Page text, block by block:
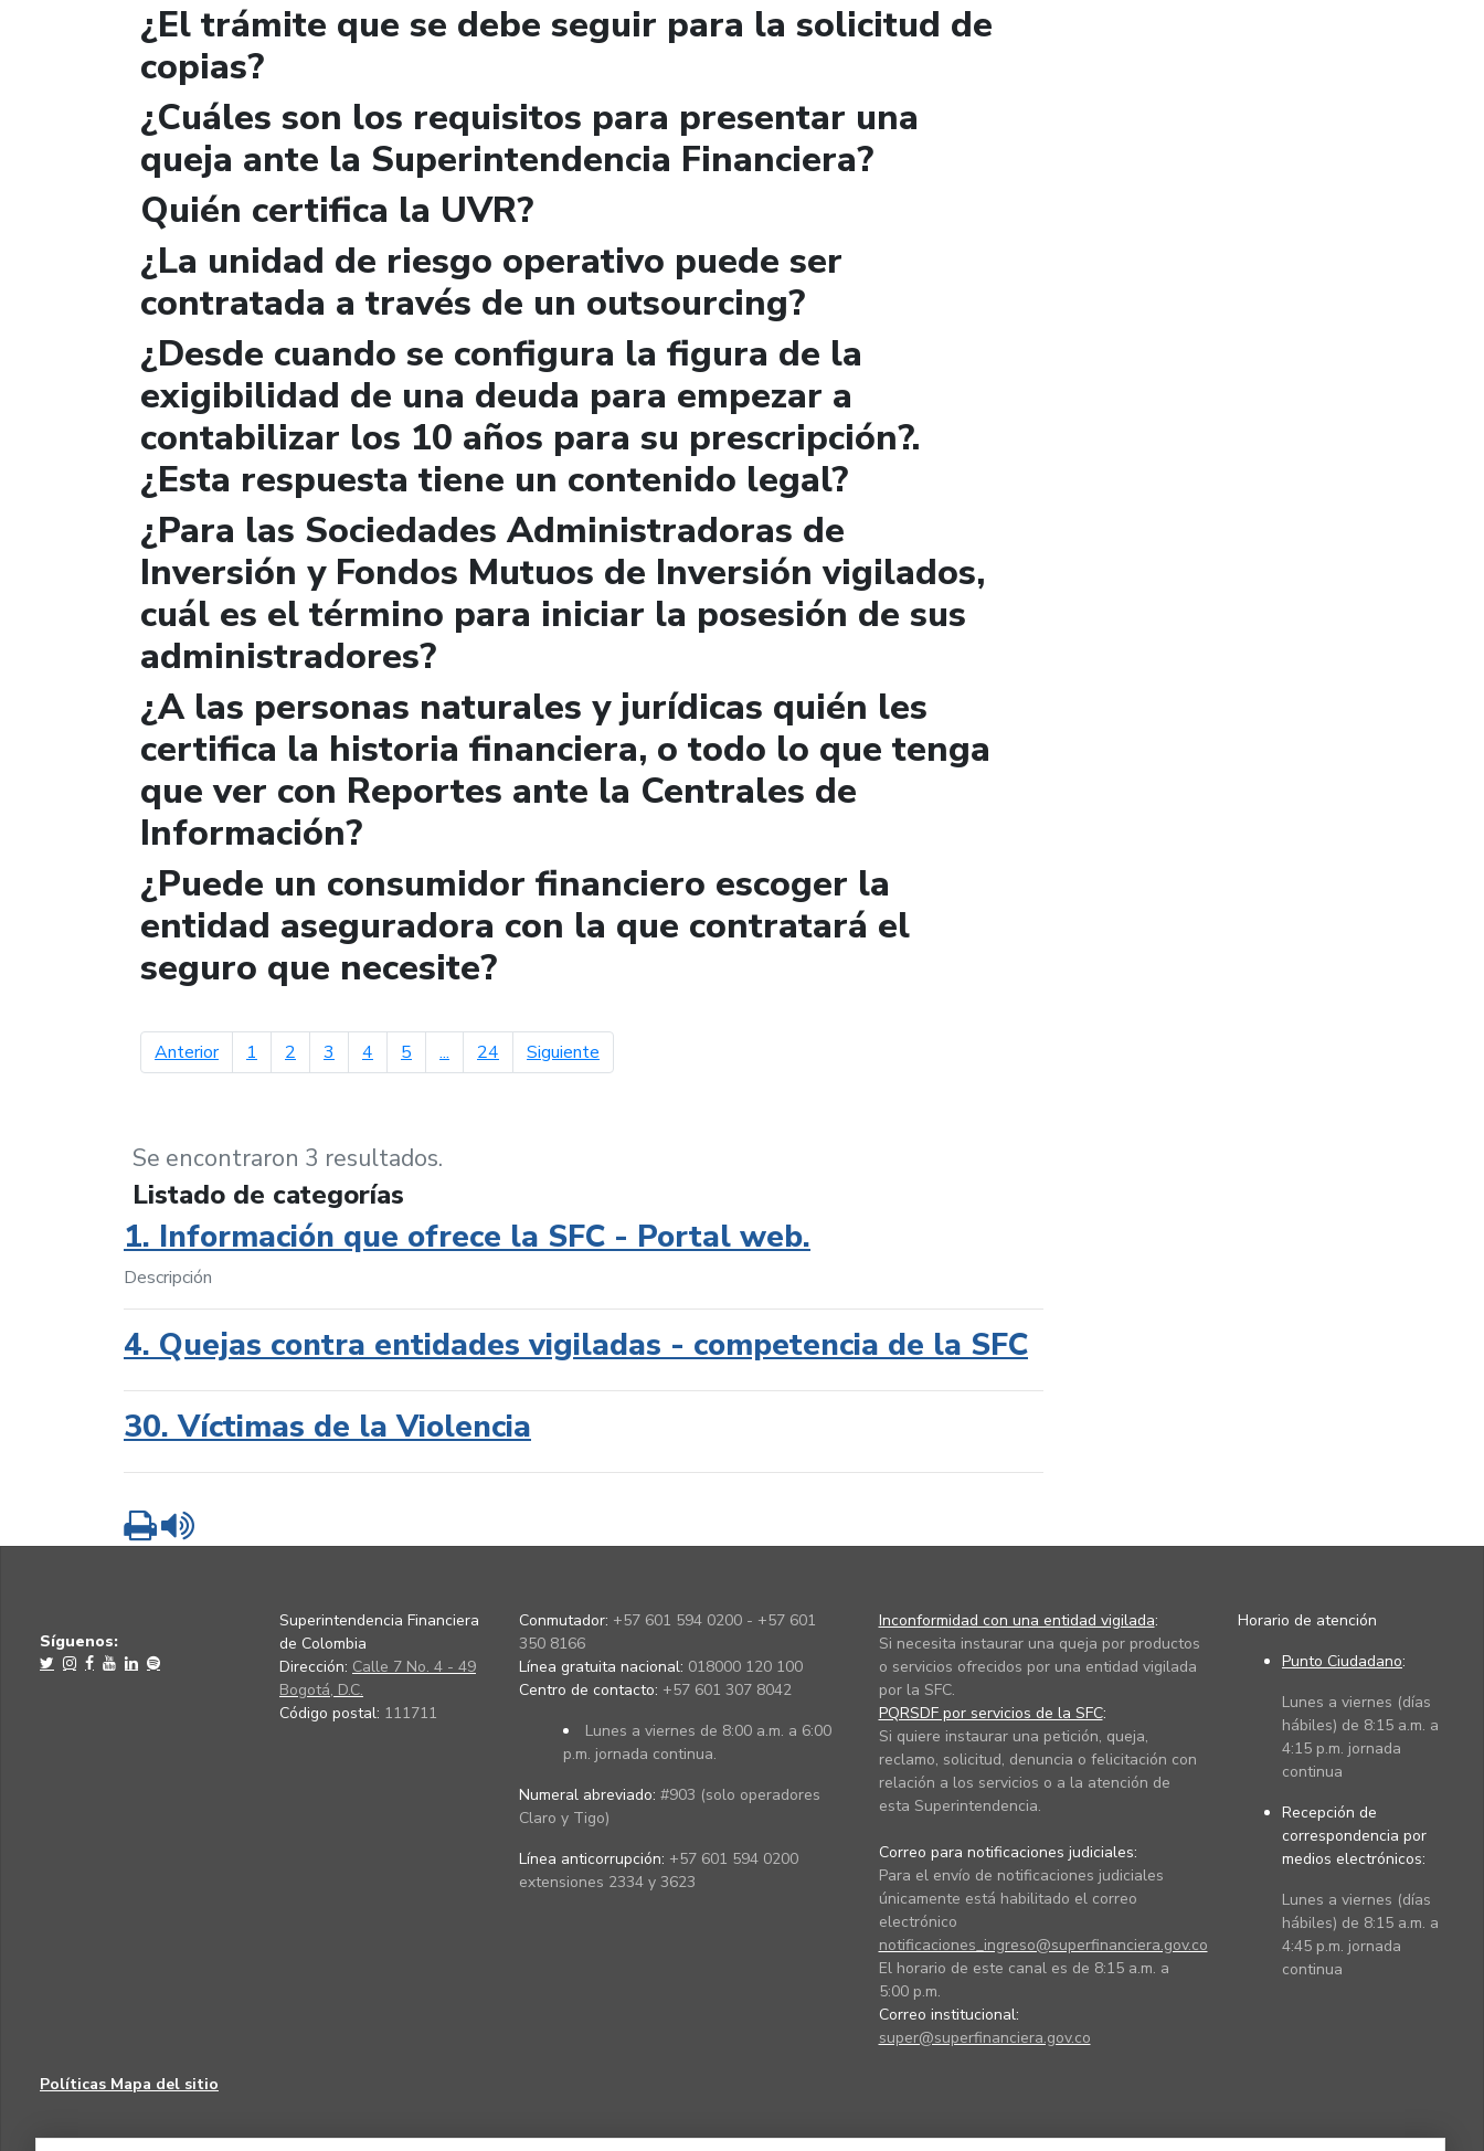
¿El trámite que se debe seguir para la solicitud de
copias?
¿Cuáles son los requisitos para presentar una
queja ante la Superintendencia Financiera?
Quién certifica la UVR?
¿La unidad de riesgo operativo puede ser
contratada a través de un outsourcing?
¿Desde cuando se configura la figura de la
exigibilidad de una deuda para empezar a
contabilizar los 10 años para su prescripción?.
¿Esta respuesta tiene un contenido legal?
¿Para las Sociedades Administradoras de
Inversión y Fondos Mutuos de Inversión vigilados,
cuál es el término para iniciar la posesión de sus
administradores?
¿A las personas naturales y jurídicas quién les
certifica la historia financiera, o todo lo que tenga
que ver con Reportes ante la Centrales de
Información?
¿Puede un consumidor financiero escoger la
entidad aseguradora con la que contratará el
seguro que necesite?
Anteriorpágina anterior
1 2 3 4 5 ... 24 Siguiente
Se encontraron 3 resultados.
Listado de categorías
1. Información que ofrece la SFC - Portal web.
Descripción
4. Quejas contra entidades vigiladas - competencia de la SFC
30. Víctimas de la Violencia
Imprimir
Síguenos:
Superintendencia Financiera
de Colombia
Dirección: Calle 7 No. 4 - 49
Bogotá, D.C.
Código postal: 111711
Conmutador: +57 601 594 0200 - +57 601
350 8166
Línea gratuita nacional: 018000 120 100
Centro de contacto: +57 601 307 8042
Lunes a viernes de 8:00 a.m. a 6:00
p.m. jornada continua.
Numeral abreviado: #903 (solo operadores
Claro y Tigo)
Línea anticorrupción: +57 601 594 0200
extensiones 2334 y 3623
Inconformidad con una entidad vigilada:
Si necesita instaurar una queja por productos
o servicios ofrecidos por una entidad vigilada
por la SFC.
PQRSDF por servicios de la SFC:
Si quiere instaurar una petición, queja,
reclamo, solicitud, denuncia o felicitación con
relación a los servicios o a la atención de
esta Superintendencia.
Correo para notificaciones judiciales:
Para el envío de notificaciones judiciales
únicamente está habilitado el correo
electrónico
notificaciones_ingreso@superfinanciera.gov.co
El horario de este canal es de 8:15 a.m. a
5:00 p.m.
Correo institucional:
super@superfinanciera.gov.co
Horario de atención
Punto Ciudadano:
Lunes a viernes (días
hábiles) de 8:15 a.m. a
4:15 p.m. jornada
continua
Recepción de
correspondencia por
medios electrónicos:
Lunes a viernes (días
hábiles) de 8:15 a.m. a
4:45 p.m. jornada
continua
Políticas Mapa del sitio